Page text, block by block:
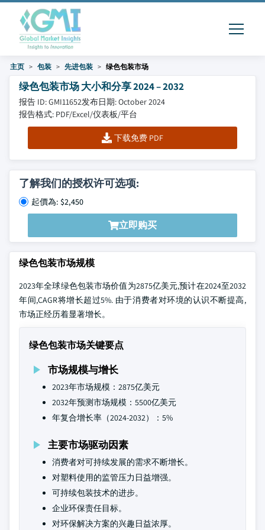
主页 包装 先进包装 绿色包装市场
绿色包装市场 大小和分享 2024 – 2032
报告 ID: GMI11652发布日期: October 2024
报告格式: PDF/Excel/仪表板/平台
下载免费 PDF
了解我们的授权许可选项:
起價為: $2,450
立即购买
绿色包装市场规模
2023年全球绿色包装市场价值为2875亿美元,预计在2024至2032
年间,CAGR将增长超过5%. 由于消费者对环境的认识不断提高,
市场正经历着显著增长。
绿色包装市场关键要点
市场规模与增长
2023年市场规模：2875亿美元
2032年预测市场规模：5500亿美元
年复合增长率（2024-2032）：5%
主要市场驱动因素
消费者对可持续发展的需求不断增长。
对塑料使用的监管压力日益增强。
可持续包装技术的进步。
企业环保责任目标。
对环保解决方案的兴趣日益浓厚。